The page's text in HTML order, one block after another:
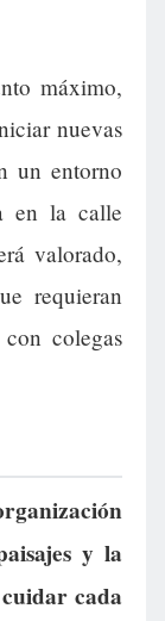
máximo,
nuevas
un entorno
en la calle
valorado,
requieran
colegas
y la
cada